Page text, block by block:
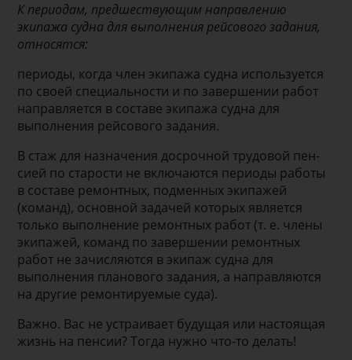
К периодам, предшествующим направлению
экипажа судна для выполнения рейсового задания,
относятся:
периоды, когда член экипажа судна использу­ется
по своей специальности и по завершении работ
направляется в составе экипажа судна для
выполнения рейсового задания.
В стаж для назначения досрочной трудовой пен­
сией по старости не включаются периоды работы
в составе ремонтных, подменных экипажей
(команд), основной задачей которых является
только выполнение ремонтных работ (т. е. члены
экипажей, команд по завершении ре­монтных
работ не зачисляются в экипаж судна для
выполнения планового задания, а направляются
на другие ремонтируемые суда).
Важно. Вас не устраивает будущая или настоящая
жизнь на пенсии? Тогда нужно что-то делать!